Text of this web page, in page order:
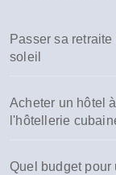
Passer sa
soleil
Acheter un hôtel
l'hôtellerie
Quel budget pour